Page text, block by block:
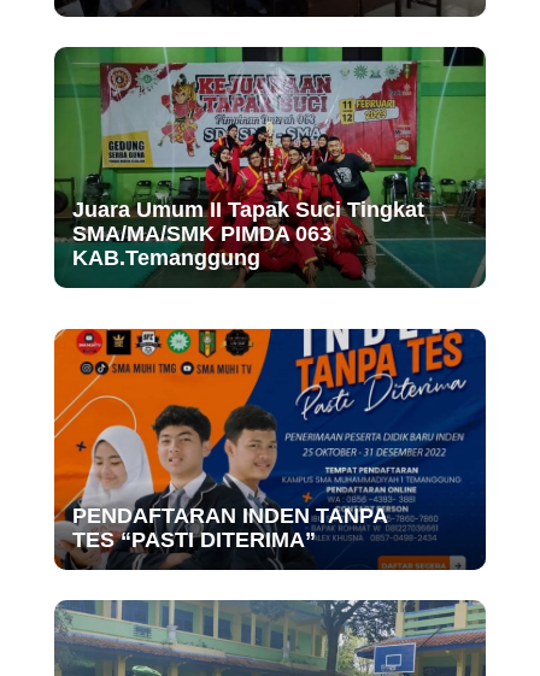
Juara Umum II Tapak Suci Tingkat
SMA/MA/SMK PIMDA 063
KAB.Temanggung
PENDAFTARAN INDEN TANPA
TES “PASTI DITERIMA”